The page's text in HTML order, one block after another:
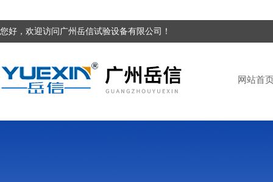
您好，欢迎访问广州岳信试验设备有限公司！
网站首